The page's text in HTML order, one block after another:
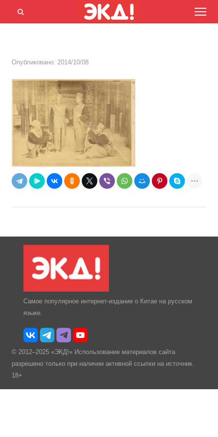
Menu
Открыть
Опубликовано: 2014/10/08
Самое популярное интернет-издание о Китае на русском
языке.
© 2012–2025 «ЭКД!» Использование материалов сайта
разрешено только при наличии активной ссылки на источник.
18+